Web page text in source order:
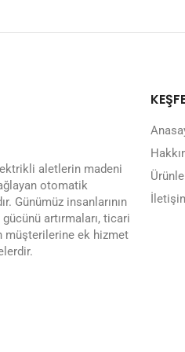
aletlerin madeni
otomatik
Günümüz insanlarının
artırmaları, ticari
müşterilerine ek hizmet